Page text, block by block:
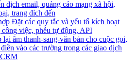
dịch email, quảng cáo mạng xã hội,
trang đích đến
Đặt các quy tắc và yếu tố kích hoạt
việc, phễu tự động, API
lại âm thanh-sang-văn bản cho cuộc gọi,
vào các trường trong các giao dịch
CRM